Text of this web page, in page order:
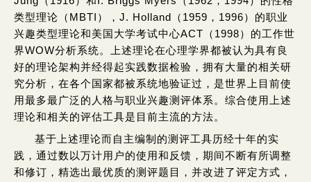
类型理论（MBTI），J. Holland（1959，1996）的职业
兴趣类型理论和美国大学考试中心ACT（1998）的工作世
界WOW分析系统。上述理论在心理学界都被认为具有良
好的理论架构并经得起实践数据检验，拥有大量的相关研
究分析，在各个国家都被系统地验证过，是世界上目前使
用最多最广泛的人格与职业兴趣测评体系。综合使用上述
理论和相关的评估工具是目前主流的方法。
基于上述理论而自主编制的测评工具历经十年的实
践，通过数以万计用户的使用和反馈，期间不断有所调整
和修订，精选出最优质的测评题目，并改进了评定方式，